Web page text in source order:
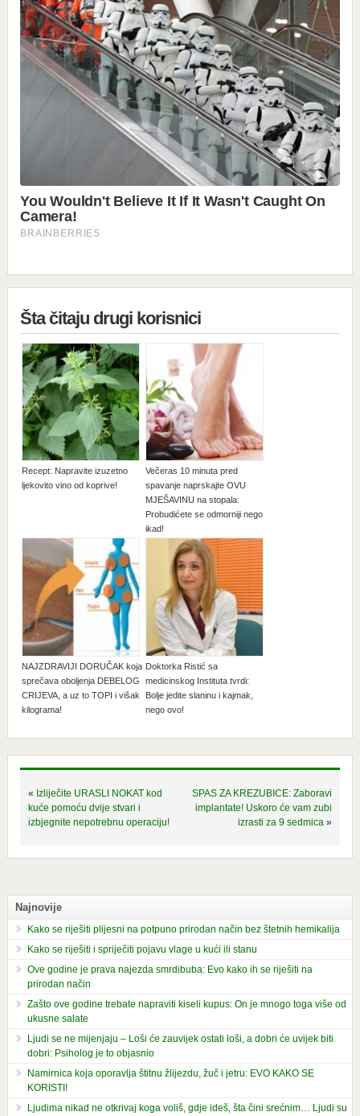
Šta čitaju drugi korisnici
Recept: Napravite izuzetno
ljekovito vino od koprive!
Večeras 10 minuta pred
spavanje naprskajte OVU
MJEŠAVINU na stopala:
Probudićete se odmorniji nego
ikad!
NAJZDRAVIJI DORUČAK koja
sprečava oboljenja DEBELOG
CRIJEVA, a uz to TOPI i višak
kilograma!
Doktorka Ristić sa
medicinskog Instituta tvrdi:
Bolje jedite slaninu i kajmak,
nego ovo!
« Izliječite URASLI NOKAT kod
kuće pomoću dvije stvari i
izbjegnite nepotrebnu operaciju!
SPAS ZA KREZUBICE: Zaboravi
implantate! Uskoro će vam zubi
izrasti za 9 sedmica »
Najnovije
Kako se riješiti plijesni na potpuno prirodan način bez štetnih hemikalija
Kako se riješiti i spriječiti pojavu vlage u kući ili stanu
Ove godine je prava najezda smrdibuba: Evo kako ih se riješiti na
prirodan način
Zašto ove godine trebate napraviti kiseli kupus: On je mnogo toga više od
ukusne salate
Ljudi se ne mijenjaju – Loši će zauvijek ostati loši, a dobri će uvijek biti
dobri: Psiholog je to objasnio
Namirnica koja oporavlja štitnu žlijezdu, žuč i jetru: EVO KAKO SE
KORISTI!
Ljudima nikad ne otkrivaj koga voliš, gdje ideš, šta čini srećnim… Ljudi su